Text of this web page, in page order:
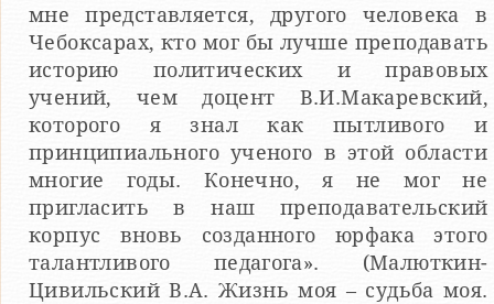
мне представляется, другого человека в
Чебоксарах, кто мог бы лучше преподавать
историю политических и правовых
учений, чем доцент В.И.Макаревский,
которого я знал как пытливого и
принципиального ученого в этой области
многие годы. Конечно, я не мог не
пригласить в наш преподавательский
корпус вновь созданного юрфака этого
талантливого педагога». (Малюткин-
Цивильский В.А. Жизнь моя – судьба моя.